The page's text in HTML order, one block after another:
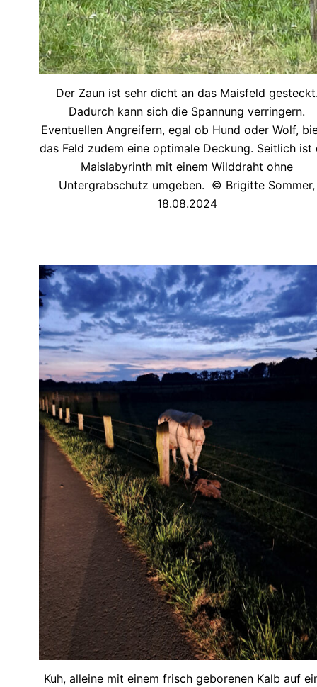
Der Zaun ist sehr dicht an das Maisfeld
Dadurch kann sich die Spannung verringern.
Eventuellen Angreifern, egal ob Hund oder Wolf,
das Feld zudem eine optimale Deckung. Seitlich ist
Maislabyrinth mit einem Wilddraht ohne
Untergrabschutz umgeben. © Brigitte Sommer,
18.08.2024
Kuh, alleine mit einem frisch geborenen Kalb auf